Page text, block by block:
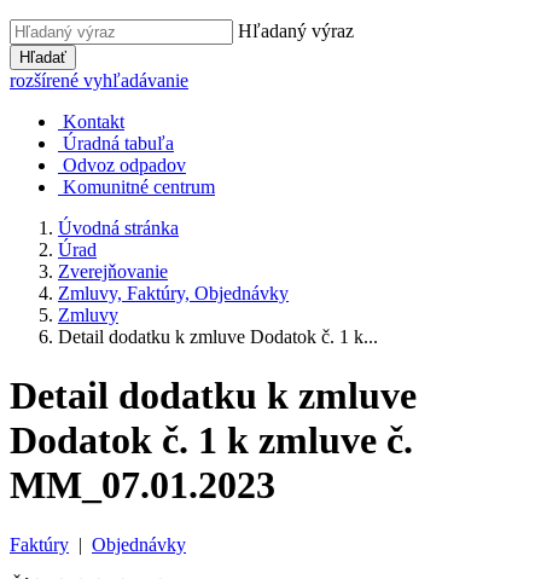
Hľadaný výraz
Hľadať
rozšírené vyhľadávanie
Kontakt
Úradná tabuľa
Odvoz odpadov
Komunitné centrum
Úvodná stránka
Úrad
Zverejňovanie
Zmluvy, Faktúry, Objednávky
Zmluvy
Detail dodatku k zmluve Dodatok č. 1 k...
Detail dodatku k zmluve
Dodatok č. 1 k zmluve č.
MM_07.01.2023
Faktúry | Objednávky